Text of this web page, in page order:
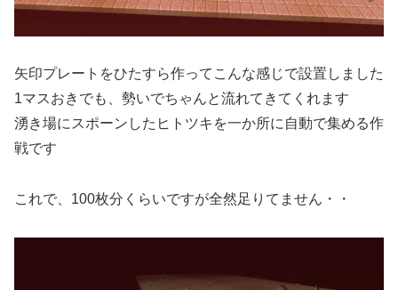
矢印プレートをひたすら作ってこんな感じで設置しました
1マスおきでも、勢いでちゃんと流れてきてくれます
湧き場にスポーンしたヒトツキを一か所に自動で集める作
戦です
これで、100枚分くらいですが全然足りてません・・